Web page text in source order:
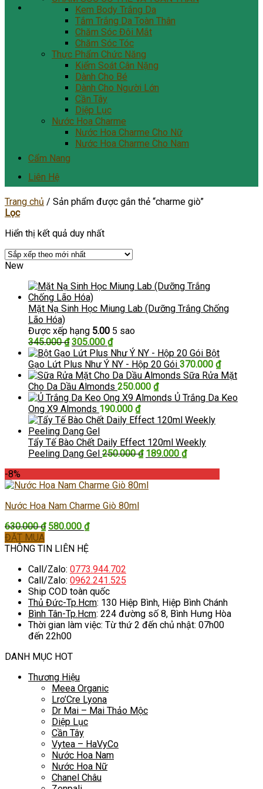
Kem Body Trắng Da
Tắm Trắng Da Toàn Thân
Chăm Sóc Đôi Mắt
Chăm Sóc Tóc
Thực Phẩm Chức Năng
Kiểm Soát Cân Nặng
Dành Cho Bé
Dành Cho Người Lớn
Cần Tây
Diệp Lục
Nước Hoa Charme
Nước Hoa Charme Cho Nữ
Nước Hoa Charme Cho Nam
Cẩm Nang
Liên Hệ
Trang chủ / Sản phẩm được gắn thẻ “charme giò”
Lọc
Hiển thị kết quả duy nhất
New
Mặt Nạ Sinh Học Miung Lab (Dưỡng Trắng Chống
Lão Hóa)
Được xếp hạng 5.00 5 sao
345.000₫ Giá
gốc
là:
345.000 ₫.
305.000 ₫Giá
hiện
tại
là:
305.000 ₫.
Bột
Gạo Lứt Plus Như Ý NY - Hộp 20 Gói 370.000 ₫
Sữa Rửa Mặt
Cho Da Dầu Almonds 250.000 ₫
Ủ Trắng Da Keo
Ong X9 Almonds 190.000 ₫
Tẩy Tế Bào Chết Daily Effect 120ml Weekly
Peeling Dạng Gel 250.000₫ Giá
250.000 ₫.
189.000 ₫Giá
-8%
Nước Hoa Nam Charme Giò 80ml
630.000₫ Giá
là:
580.000 ₫Giá
580.000 ₫.
ĐẶT MUA
THÔNG TIN LIÊN HỆ
Call/Zalo: 0773.944.702
Call/Zalo: 0962.241.525
Ship COD toàn quốc
Thủ Đức-Tp.Hcm: 130 Hiệp Bình, Hiệp Bình Chánh
Bình Tân-Tp.Hcm: 224 đường số 8, Bình Hưng Hòa
Thời gian làm việc: Từ thứ 2 đến chủ nhật: 07h00
đến 22h00
DANH MỤC HOT
Thương Hiệu
Meea Organic
Lro’Cre Lyona
Dr Mai – Mai Thảo Mộc
Diệp Lục
Cần Tây
Vytea – HaVyCo
Nước Hoa Nam
Nước Hoa Nữ
Chanel Châu